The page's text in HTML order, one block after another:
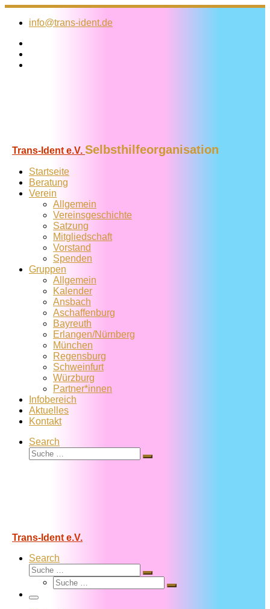
Zum
Inhalt
info@trans-ident.de
Trans-Ident e.V. Selbsthilfeorganisation
Startseite
Beratung
Verein
Allgemein
Vereins­geschichte
Satzung
Mitglied­schaft
Vorstand
Spenden
Gruppen
Allgemein
Kalender
Ansbach
Aschaffenburg
Bayreuth
Erlangen/Nürnberg
München
Regensburg
Schweinfurt
Würzburg
Partner*innen
Infobereich
Aktuelles
Kontakt
Search
Suche
Suche
Trans-Ident e.V.
Search
Suche
Suche
Suche
Suche
Menü